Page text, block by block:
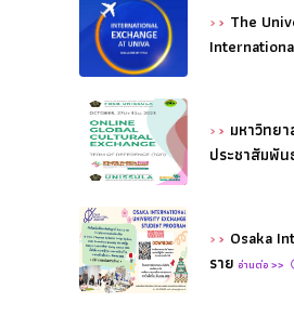
The
มหาวิทย
ประชาสัมพัน
Osaka
ราย อ่านต่อ >>